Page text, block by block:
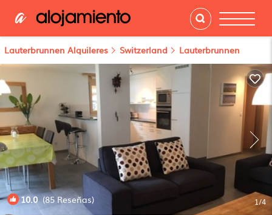
Lauterbrunnen Alquileres Switzerland Lauterbrunnen
10.0(85 Reseñas) 1/4